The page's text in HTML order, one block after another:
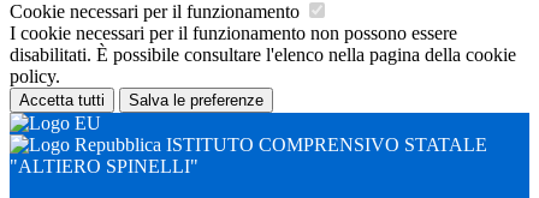
Cookie necessari per il funzionamento
I cookie necessari per il funzionamento non possono essere
disabilitati. È possibile consultare l'elenco nella pagina della cookie
policy.
Accetta tutti Salva le preferenze
ISTITUTO COMPRENSIVO STATALE
"ALTIERO SPINELLI"